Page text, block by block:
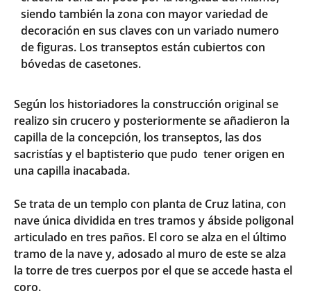
siendo también la zona con mayor variedad de
decoración en sus claves con un variado numero
de figuras. Los transeptos están cubiertos con
bóvedas de casetones.
Según los historiadores la construcción original se
realizo sin crucero y posteriormente se añadieron la
capilla de la concepción, los transeptos, las dos
sacristías y el baptisterio que pudo tener origen en
una capilla inacabada.
Se trata de un templo con planta de Cruz latina, con
nave única dividida en tres tramos y ábside poligonal
articulado en tres paños. El coro se alza en el último
tramo de la nave y, adosado al muro de este se alza
la torre de tres cuerpos por el que se accede hasta el
coro.